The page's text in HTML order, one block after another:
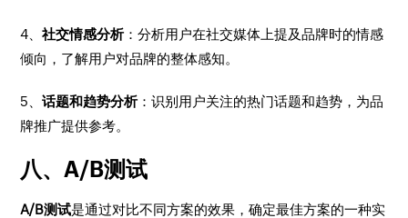
4、社交情感分析：分析用户在社交媒体上提及品牌时的情感
倾向，了解用户对品牌的整体感知。
5、话题和趋势分析：识别用户关注的热门话题和趋势，为品
牌推广提供参考。
八、A/B测试
A/B测试是通过对比不同方案的效果，确定最佳方案的一种实